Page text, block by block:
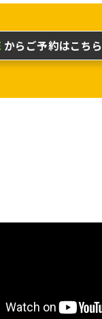
からご予約はこちら